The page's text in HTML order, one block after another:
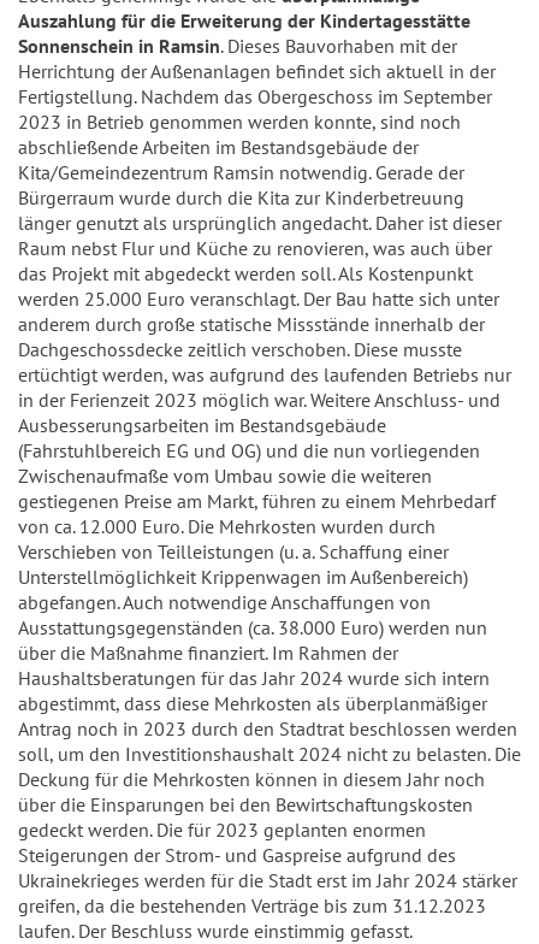
Auszahlung für die Erweiterung der Kindertagesstätte
Sonnenschein in Ramsin. Dieses Bauvorhaben mit der
Herrichtung der Außenanlagen befindet sich aktuell in der
Fertigstellung. Nachdem das Obergeschoss im September
2023 in Betrieb genommen werden konnte, sind noch
abschließende Arbeiten im Bestandsgebäude der
Kita/Gemeindezentrum Ramsin notwendig. Gerade der
Bürgerraum wurde durch die Kita zur Kinderbetreuung
länger genutzt als ursprünglich angedacht. Daher ist dieser
Raum nebst Flur und Küche zu renovieren, was auch über
das Projekt mit abgedeckt werden soll. Als Kostenpunkt
werden 25.000 Euro veranschlagt. Der Bau hatte sich unter
anderem durch große statische Missstände innerhalb der
Dachgeschossdecke zeitlich verschoben. Diese musste
ertüchtigt werden, was aufgrund des laufenden Betriebs nur
in der Ferienzeit 2023 möglich war. Weitere Anschluss- und
Ausbesserungsarbeiten im Bestandsgebäude
(Fahrstuhlbereich EG und OG) und die nun vorliegenden
Zwischenaufmaße vom Umbau sowie die weiteren
gestiegenen Preise am Markt, führen zu einem Mehrbedarf
von ca. 12.000 Euro. Die Mehrkosten wurden durch
Verschieben von Teilleistungen (u. a. Schaffung einer
Unterstellmöglichkeit Krippenwagen im Außenbereich)
abgefangen. Auch notwendige Anschaffungen von
Ausstattungsgegenständen (ca. 38.000 Euro) werden nun
über die Maßnahme finanziert. Im Rahmen der
Haushaltsberatungen für das Jahr 2024 wurde sich intern
abgestimmt, dass diese Mehrkosten als überplanmäßiger
Antrag noch in 2023 durch den Stadtrat beschlossen werden
soll, um den Investitionshaushalt 2024 nicht zu belasten. Die
Deckung für die Mehrkosten können in diesem Jahr noch
über die Einsparungen bei den Bewirtschaftungskosten
gedeckt werden. Die für 2023 geplanten enormen
Steigerungen der Strom- und Gaspreise aufgrund des
Ukrainekrieges werden für die Stadt erst im Jahr 2024 stärker
greifen, da die bestehenden Verträge bis zum 31.12.2023
laufen. Der Beschluss wurde einstimmig gefasst.